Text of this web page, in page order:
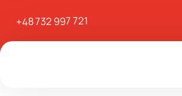
+48 732 997 721